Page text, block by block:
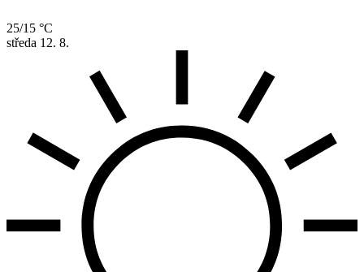
25/15 °C
středa 12. 8.